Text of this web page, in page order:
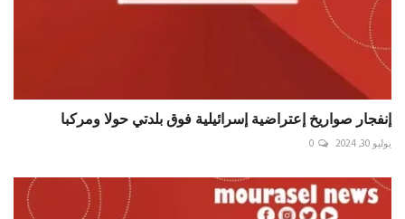
إنفجار صواريخ إعتراضية إسرائيلية فوق بلدتي حولا ومركبا
يوليو 30, 2024 0